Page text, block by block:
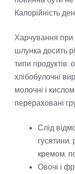
Калорійність
Харчування при
шлунка досить
типи продуктів:
хлібобулочні
молочні і
перераховані
Слід
гусятини,
кремом,
Овочі і